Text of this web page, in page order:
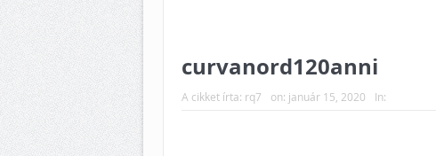
curvanord120anni
A cikket írta: rq7 on: január 15, 2020 In: